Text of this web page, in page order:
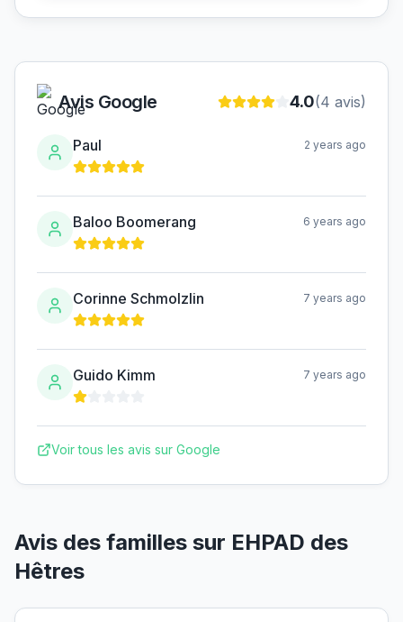
Avis Google 4.0(4 avis)
Paul 2 years ago
Baloo Boomerang 6 years ago
Corinne Schmolzlin 7 years ago
Guido Kimm 7 years ago
Voir tous les avis sur Google
Avis des familles sur EHPAD des
Hêtres